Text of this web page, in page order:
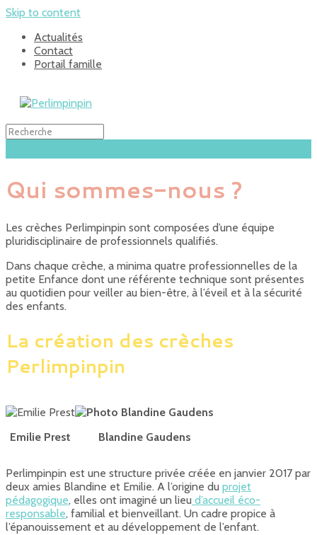
Skip to content
Actualités
Contact
Portail famille
Qui sommes-nous ?
Les crèches Perlimpinpin sont composées d’une équipe
pluridisciplinaire de professionnels qualifiés.
Dans chaque crèche, a minima quatre professionnelles de la
petite Enfance dont une référente technique sont présentes
au quotidien pour veiller au bien-être, à l’éveil et à la sécurité
des enfants.
La création des crèches
Perlimpinpin
Emilie Prest Blandine Gaudens
Perlimpinpin est une structure privée créée en janvier 2017 par
deux amies Blandine et Emilie. A l’origine du projet
pédagogique, elles ont imaginé un lieu d’accueil éco-
responsable, familial et bienveillant. Un cadre propice à
l’épanouissement et au développement de l’enfant.